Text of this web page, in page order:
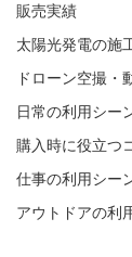
販売実績
太陽光発電の施
ドローン空撮・
日常の利用シー
購入時に役立つ
仕事の利用シー
アウトドアの利